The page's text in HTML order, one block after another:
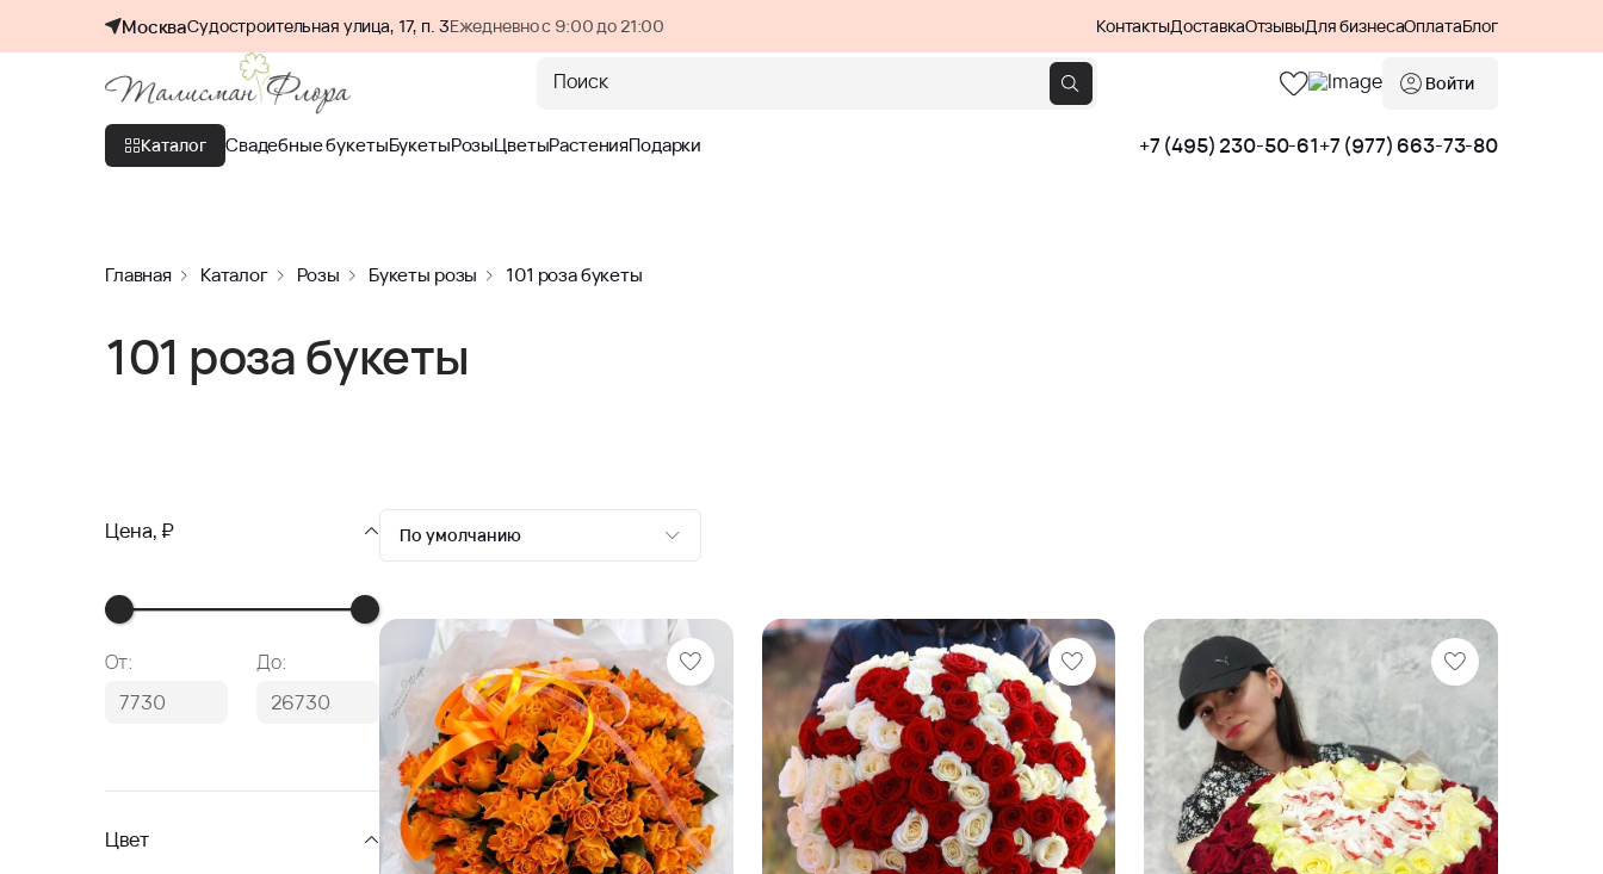
МоскваСудостроительная улица, 17, п. 3Ежедневно с 9:00 до 21:00 КонтактыДоставкаОтзывыДля бизнесаОплатаБлог
Поиск Войти
Каталог Свадебные букетыБукетыРозыЦветыРастенияПодарки +7 (495) 230-50-61+7 (977) 663-73-80
Главная Каталог Розы Букеты розы 101 роза букеты
101 роза букеты
Цена, ₽
От: До:
Цвет
По умолчанию
Сначала дешевле
Сначала дороже